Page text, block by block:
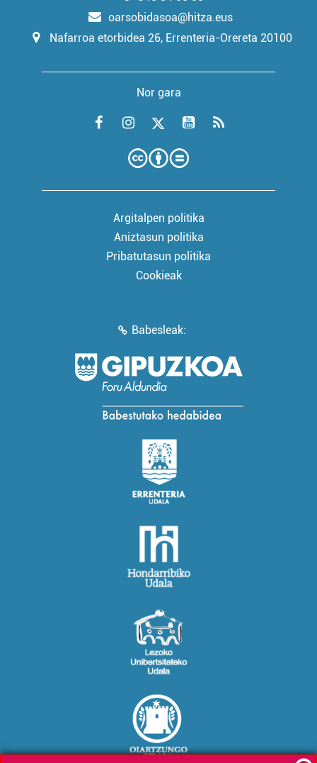
oarsobidasoa@hitza.eus
Nafarroa etorbidea 26, Errenteria-Orereta 20100
Nor gara
Argitalpen politika
Aniztasun politika
Pribatutasun politika
Cookieak
Babesleak: